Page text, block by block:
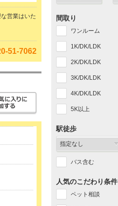
営業はいた
51-7062
間取り
ワンルーム
1K/DK/LDK
2K/DK/LDK
3K/DK/LDK
4K/DK/LDK
5K以上
駅徒歩
バス含む
人気のこだわり条件
ペット相談